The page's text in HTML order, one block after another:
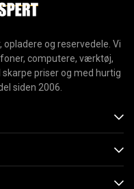
og reservedele. Vi
computere, værktøj,
priser og med hurtig
siden 2006.